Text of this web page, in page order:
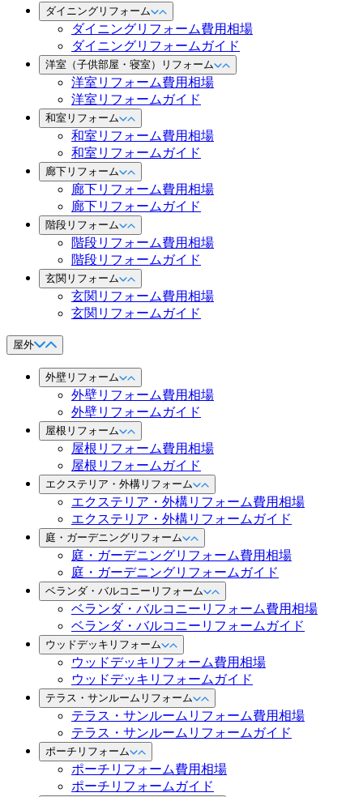
ダイニングリフォーム
ダイニングリフォーム費用相場
ダイニングリフォームガイド
洋室（子供部屋・寝室）リフォーム
洋室リフォーム費用相場
洋室リフォームガイド
和室リフォーム
和室リフォーム費用相場
和室リフォームガイド
廊下リフォーム
廊下リフォーム費用相場
廊下リフォームガイド
階段リフォーム
階段リフォーム費用相場
階段リフォームガイド
玄関リフォーム
玄関リフォーム費用相場
玄関リフォームガイド
屋外
外壁リフォーム
外壁リフォーム費用相場
外壁リフォームガイド
屋根リフォーム
屋根リフォーム費用相場
屋根リフォームガイド
エクステリア・外構リフォーム
エクステリア・外構リフォーム費用相場
エクステリア・外構リフォームガイド
庭・ガーデニングリフォーム
庭・ガーデニングリフォーム費用相場
庭・ガーデニングリフォームガイド
ベランダ・バルコニーリフォーム
ベランダ・バルコニーリフォーム費用相場
ベランダ・バルコニーリフォームガイド
ウッドデッキリフォーム
ウッドデッキリフォーム費用相場
ウッドデッキリフォームガイド
テラス・サンルームリフォーム
テラス・サンルームリフォーム費用相場
テラス・サンルームリフォームガイド
ポーチリフォーム
ポーチリフォーム費用相場
ポーチリフォームガイド